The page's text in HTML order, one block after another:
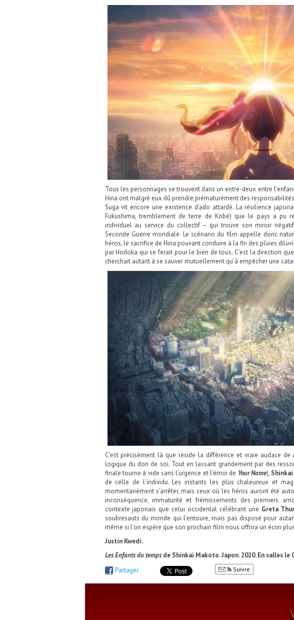
Tous les personnages se trouvent dans un entre-deux entre
Hina ont malgré eux dû prendre prématurément des responsabilités
Suga vit encore une existence d’ado attardé. La résilience
Fukushima, tremblement de terre de Kobé) que le pays a pu
individuel au service du collectif – qui trouve son miroir
Seconde Guerre mondiale. Le scénario du film appelle donc
héros, le sacrifice de Hina pouvant conduire à la fin des pluies
par Hodoka qui se ferait pour le bien de tous. C’est la direction
cherchait autant à se sauver mutuellement qu’à empêcher une
C’est précisément là que réside la différence et vraie audace de
logique du don de soi. Tout en lassant grandement par des
finale tourne à vide sans l’urgence et l’émoi de Your Name), Shinkai
de celle de l’individu. Les instants les plus chaleureux et
momentanément s’arrêter, mais ceux où les héros auront été
inconséquence, immaturité et frémissements des premiers
contexte japonais que celui occidental célébrant une Greta
soubresauts du monde qui l’entoure, mais pas disposé pour
même si l’on espère que son prochain film nous offrira un écrin
Justin Kwedi.
Les Enfants du tempsde Shinkai Makoto. Japon. 2020.En salles le
Partager
Suivre